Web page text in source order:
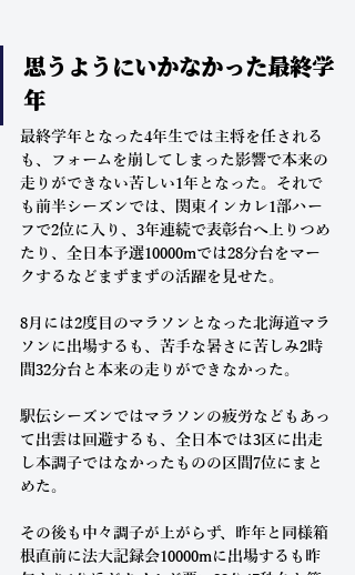
思うようにいかなかった最終学
年
最終学年となった4年生では主将を任される
も、フォームを崩してしまった影響で本来の
走りができない苦しい1年となった。それで
も前半シーズンでは、関東インカレ1部ハー
フで2位に入り、3年連続で表彰台へ上りつめ
たり、全日本予選10000mでは28分台をマー
クするなどまずまずの活躍を見せた。
8月には2度目のマラソンとなった北海道マラ
ソンに出場するも、苦手な暑さに苦しみ2時
間32分台と本来の走りができなかった。
駅伝シーズンではマラソンの疲労などもあっ
て出雲は回避するも、全日本では3区に出走
し本調子ではなかったものの区間7位にまと
めた。
その後も中々調子が上がらず、昨年と同様箱
根直前に法大記録会10000mに出場するも昨